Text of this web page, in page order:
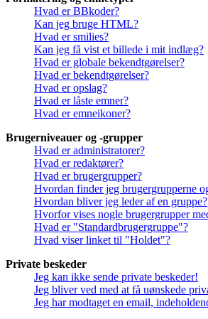
Hvad er BBkoder?
Kan jeg bruge HTML?
Hvad er smilies?
Kan jeg få vist et billede i mit indlæg?
Hvad er globale bekendtgørelser?
Hvad er bekendtgørelser?
Hvad er opslag?
Hvad er låste emner?
Hvad er emneikoner?
Brugerniveauer og -grupper
Hvad er administratorer?
Hvad er redaktører?
Hvad er brugergrupper?
Hvordan finder jeg brugergrupperne
Hvordan bliver jeg leder af en gruppe?
Hvorfor vises nogle brugergrupper
Hvad er "Standardbrugergruppe"?
Hvad viser linket til "Holdet"?
Private beskeder
Jeg kan ikke sende private beskeder!
Jeg bliver ved med at få uønskede
Jeg har modtaget en email,